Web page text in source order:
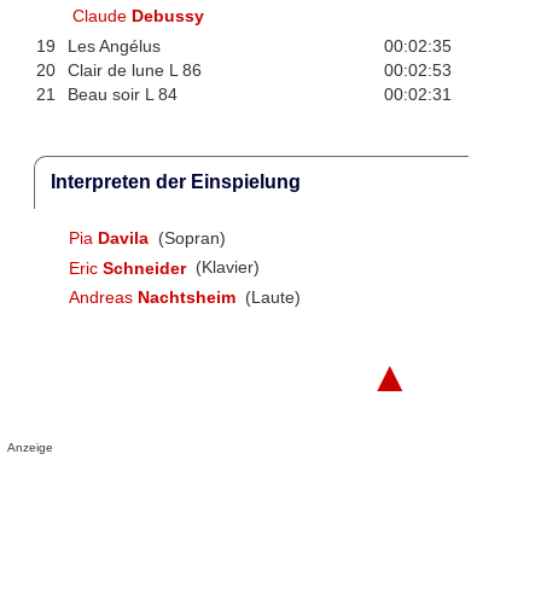
Claude Debussy
19
Les Angélus
00:02:35
20
Clair de lune L 86
00:02:53
21
Beau soir L 84 00:02:31
Interpreten der Einspielung
Pia Davila (Sopran)
Eric Schneider (Klavier)
Andreas Nachtsheim (Laute)
▲
Anzeige